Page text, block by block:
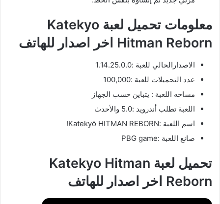
معلومات تحميل لعبة Katekyo
Hitman Reborn اخر اصدار للهاتف
الاصدارالحالي للعبة :1.14.25.0.0
عدد التحميلات للعبة :100,000
مساحه اللعبة : يتباين حسب الجهاز
اللعبة تطلب أندرويد :5.0 والأحدث
اسم اللعبة :Katekyō HITMAN REBORN!‏
صانع اللعبة :PBG game
تحميل لعبة Katekyo Hitman
Reborn اخر اصدار للهاتف